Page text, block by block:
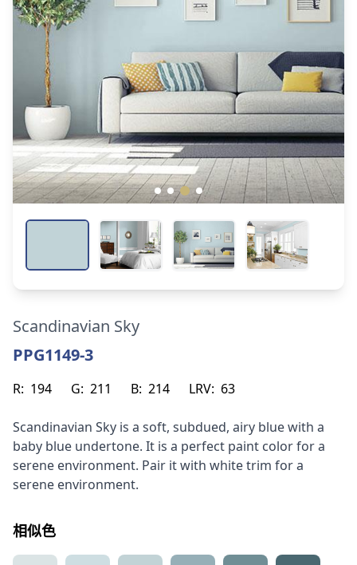
Scandinavian Sky
PPG1149-3
R: 194 G: 211 B: 214 LRV: 63
Scandinavian Sky is a soft, subdued, airy blue with a
baby blue undertone. It is a perfect paint color for a
serene environment. Pair it with white trim for a
serene environment.
相似色